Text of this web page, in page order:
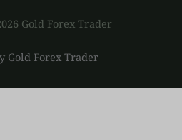
Gold Forex Trader
Gold Forex Trader